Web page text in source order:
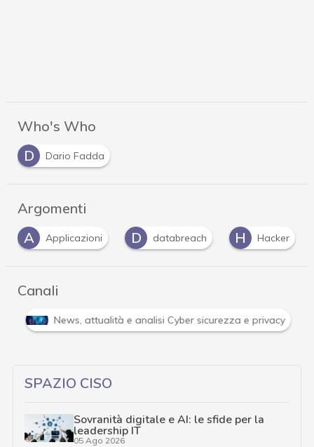
Who's Who
D
Dario Fadda
Argomenti
A
Applicazioni D databreach H Hacker
Canali
News, attualità e analisi Cyber sicurezza e privacy
SPAZIO CISO
Sovranità digitale e AI: le sfide per la
leadership IT
05 Ago 2026